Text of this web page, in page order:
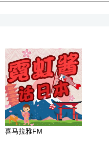
喜马拉雅FM